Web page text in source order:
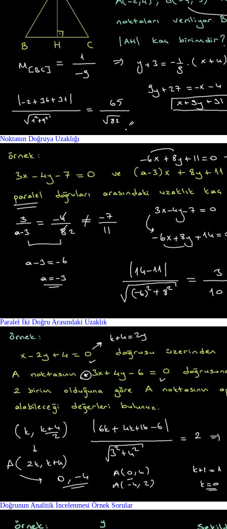
Noktanın Doğruya Uzaklığı
Paralel İki Doğru Arasındaki Uzaklık
Doğrunun Analitik İncelenmesi Örnek Sorular